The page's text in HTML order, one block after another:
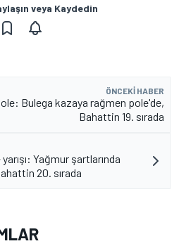
veya Kaydedin
ÖNCEKI HABER
Bulega kazaya rağmen pole'de,
Bahattin 19. sırada
Yağmur şartlarında
20. sırada